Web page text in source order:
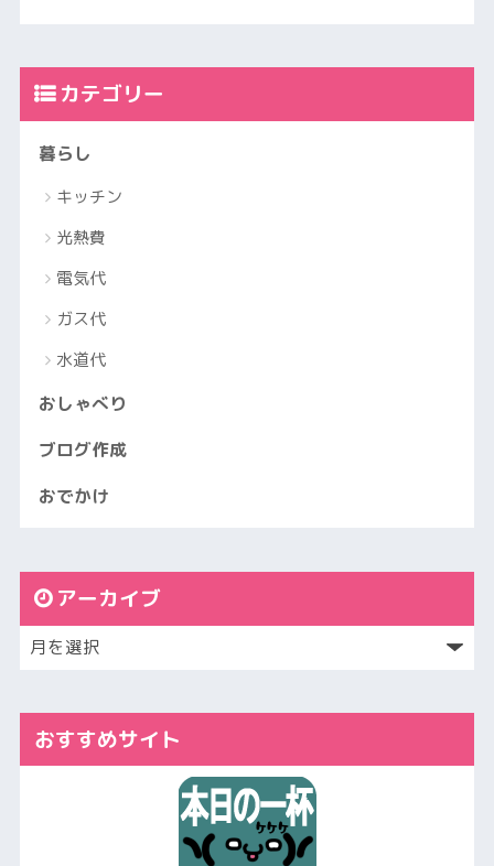
カテゴリー
暮らし
キッチン
光熱費
電気代
ガス代
水道代
おしゃべり
ブログ作成
おでかけ
アーカイブ
おすすめサイト